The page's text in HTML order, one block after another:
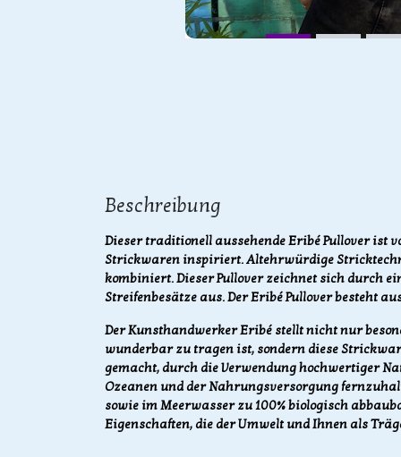
Beschreibung
Dieser traditionell aussehende Eribé Pullover ist
Strickwaren inspiriert. Altehrwürdige
kombiniert. Dieser Pullover zeichnet sich durch
Streifenbesätze aus. Der Eribé Pullover besteht
Der Kunsthandwerker Eribé stellt nicht nur
wunderbar zu tragen ist, sondern diese
gemacht, durch die Verwendung hochwertiger
Ozeanen und der Nahrungsversorgung
sowie im Meerwasser zu 100% biologisch
Eigenschaften, die der Umwelt und Ihnen als